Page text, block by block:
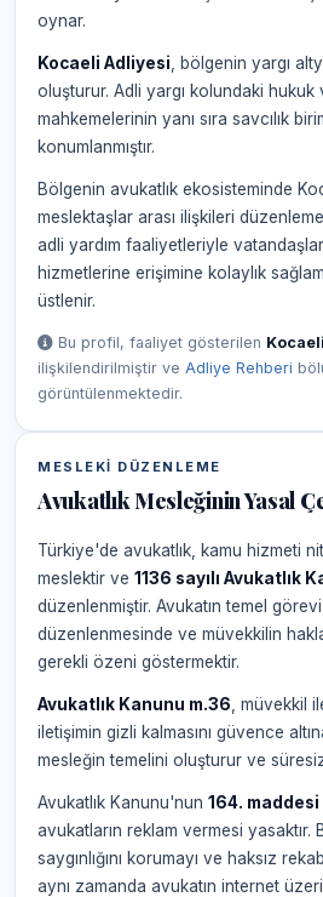
oynar.
Kocaeli Adliyesi , bölgenin yargı
oluşturur. Adli yargı kolundaki hukuk
mahkemelerinin yanı sıra savcılık
konumlanmıştır.
Bölgenin avukatlık ekosisteminde
meslektaşlar arası ilişkileri
adli yardım faaliyetleriyle
hizmetlerine erişimine kolaylık
üstlenir.
Bu profil, faaliyet gösterilen
ilişkilendirilmiştir ve Adliye Rehberi
görüntülenmektedir.
MESLEKI DÜZENLEME
Avukatlık Mesleğinin Yasal
Türkiye'de avukatlık, kamu hizmeti
meslektir ve 1136 sayılı Avukatlık
düzenlenmiştir. Avukatın temel
düzenlenmesinde ve müvekkilin
gerekli özeni göstermektir.
Avukatlık Kanunu m.36 , müvekkil
iletişimin gizli kalmasını güvence
mesleğin temelini oluşturur ve
Avukatlık Kanunu'nun 164. maddesi
avukatların reklam vermesi yasaktır.
saygınlığını korumayı ve haksız
aynı zamanda avukatın internet